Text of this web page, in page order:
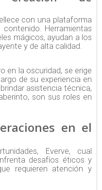
con una plataforma
Herramientas
mágicos, ayudan a los
y de alta calidad.
en la oscuridad, se erige
de su experiencia en
asistencia técnica,
son sus roles en
en el
Everve, cual
desafíos éticos y
requieren atención y